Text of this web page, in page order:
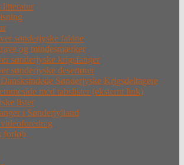
litteratur
sønderjyske faldne
og mindesmærker
sønderjyske krigsfanger
sønderjyske desertører
Sønderjyske Krigsdeltagere
med tabslister (eksternt link)
lister
i Sønderjylland
forløb